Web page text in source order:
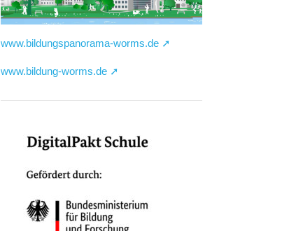
www.bildungspanorama-worms.de ➚
www.bildung-worms.de ➚